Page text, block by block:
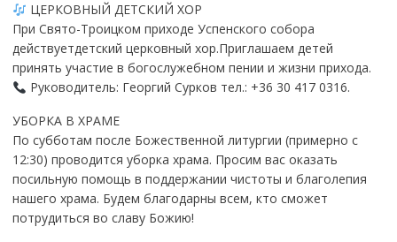
ЦЕРКОВНЫЙ ДЕТСКИЙ ХОР
При Свято-Троицком приходе Успенского собора
действуетдетский церковный хор.Приглашаем детей
принять участие в богослужебном пении и жизни прихода.
Руководитель: Георгий Сурков тел.: +36 30 417 0316.
УБОРКА В ХРАМЕ
По субботам после Божественной литургии (примерно с
12:30) проводится уборка храма. Просим вас оказать
посильную помощь в поддержании чистоты и благолепия
нашего храма. Будем благодарны всем, кто сможет
потрудиться во славу Божию!